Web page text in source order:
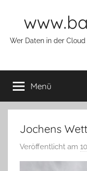
Wer Daten in der
Menü
Jochens
Veröffentlicht am